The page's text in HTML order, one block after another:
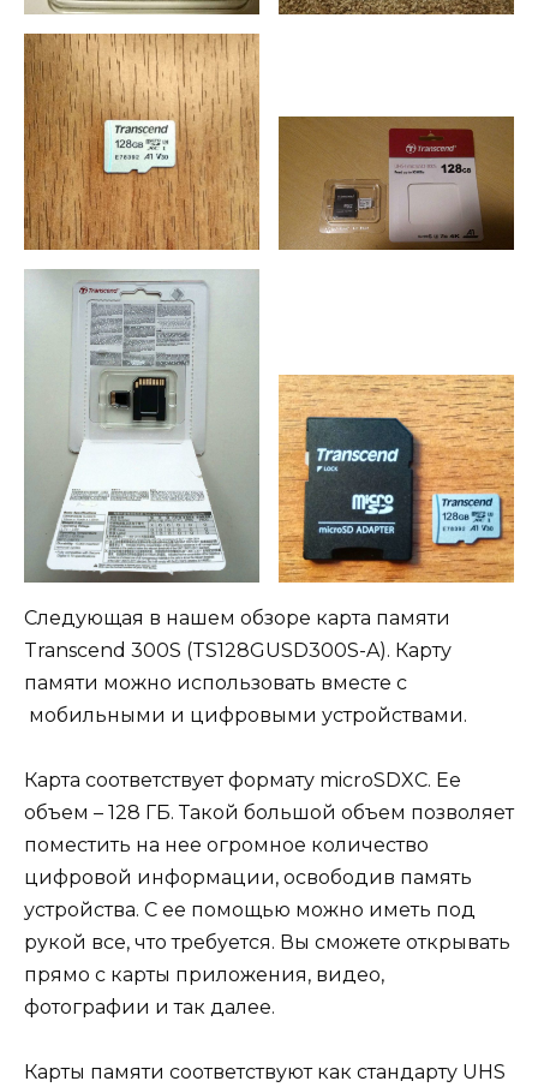
Следующая в нашем обзоре карта памяти
Transcend 300S (TS128GUSD300S-A). Карту
памяти можно использовать вместе с
мобильными и цифровыми устройствами.
Карта соответствует формату microSDXC. Ее
объем – 128 ГБ. Такой большой объем позволяет
поместить на нее огромное количество
цифровой информации, освободив память
устройства. С ее помощью можно иметь под
рукой все, что требуется. Вы сможете открывать
прямо с карты приложения, видео,
фотографии и так далее.
Карты памяти соответствуют как стандарту UHS